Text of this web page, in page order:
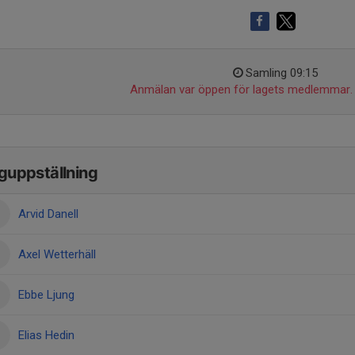
Samling 09:15
Anmälan var öppen för lagets medlemmar.
Arvid Danell
Axel Wetterhäll
Ebbe Ljung
Elias Hedin